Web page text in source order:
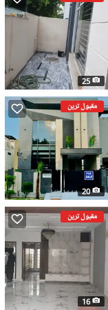
25
مقبول ترین
20
مقبول ترین
16